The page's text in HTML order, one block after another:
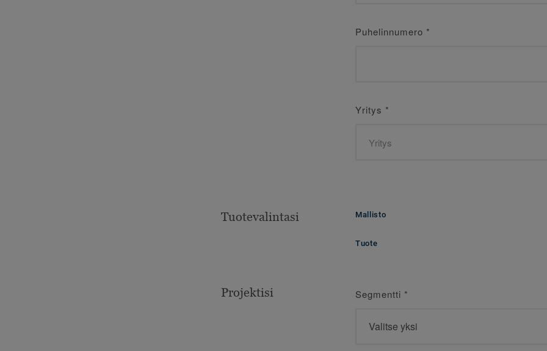
Puhelinnumero *
Yritys *
Tuotevalintasi Mallisto
Tuote
Projektisi Segmentti *